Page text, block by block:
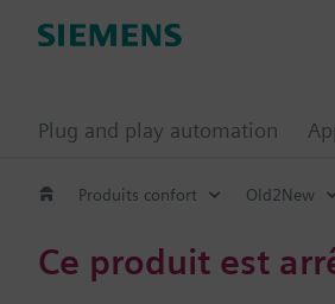
Plug and play automation
Produits confort Old2New
Ce produit est